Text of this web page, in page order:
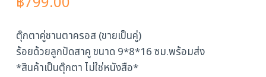
ตุ๊กตาคู่ซานตาครอส (ขายเป็นคู่)
ร้อยด้วยลูกปัดสาคู ขนาด 9*8*16 ซม.พร้อมส่ง
*สินค้าเป็นตุ๊กตา ไม่ใช่หนังสือ*